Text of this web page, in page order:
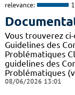
relevance:
Vous trouverez
Guidelines des
Problématiques
guidelines des
Problématiques
08/06/2026 13:01